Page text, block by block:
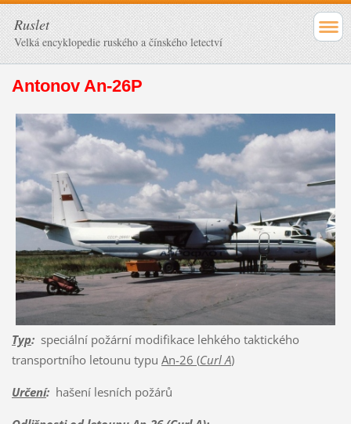
Ruslet
Velká encyklopedie ruského a čínského letectví
Antonov An-26P
Typ:speciální požární modifikace lehkého taktického
transportního letounu typu An-26 (Curl A)
Určení:hašení lesních požárů